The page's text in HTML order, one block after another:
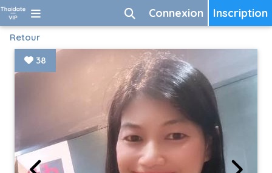
Inscription
Connexion
Retour
38